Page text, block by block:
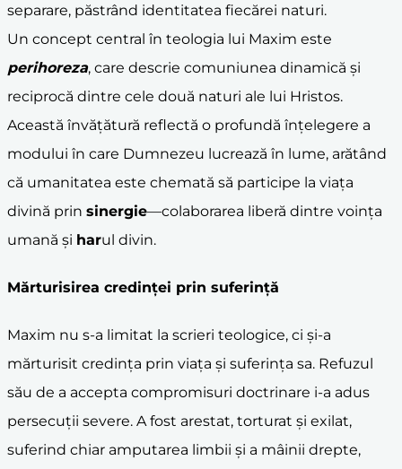
separare, păstrând identitatea fiecărei naturi.
Un concept central în teologia lui Maxim este
perihoreza, care descrie comuniunea dinamică și
reciprocă dintre cele două naturi ale lui Hristos.
Această învățătură reflectă o profundă înțelegere a
modului în care Dumnezeu lucrează în lume, arătând
că umanitatea este chemată să participe la viața
divină prin sinergie—colaborarea liberă dintre voința
umană și harul divin.
Mărturisirea credinței prin suferință
Maxim nu s-a limitat la scrieri teologice, ci și-a
mărturisit credința prin viața și suferința sa. Refuzul
său de a accepta compromisuri doctrinare i-a adus
persecuții severe. A fost arestat, torturat și exilat,
suferind chiar amputarea limbii și a mâinii drepte,